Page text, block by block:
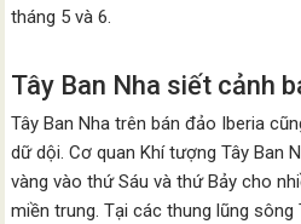
tháng 5 và 6.
Tây Ban Nha siết cảnh
Tây Ban Nha trên bán đảo Iberia
dữ dội. Cơ quan Khí tượng Tây Ban
vàng vào thứ Sáu và thứ Bảy cho
miền trung. Tại các thung lũng sông